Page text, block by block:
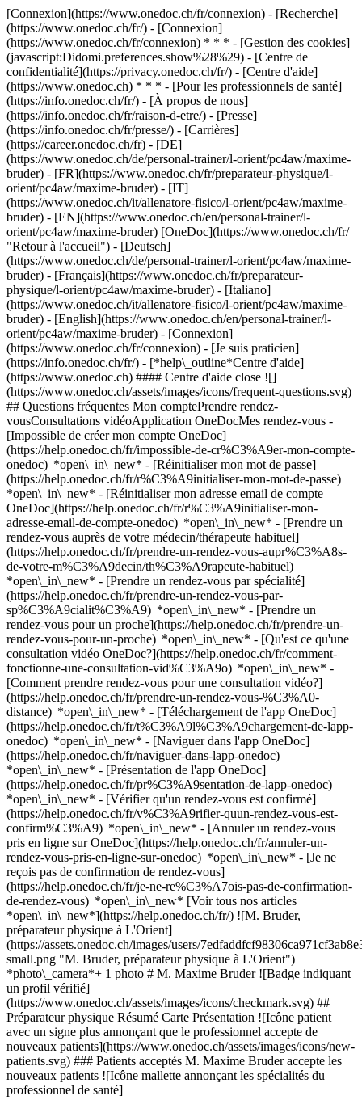
[Connexion](https://www.onedoc.ch/fr/connexion) - [Recherche]
(https://www.onedoc.ch/fr/) - [Connexion]
(https://www.onedoc.ch/fr/connexion) * * * - [Gestion des cookies]
(javascript:Didomi.preferences.show%28%29) - [Centre de
confidentialité](https://privacy.onedoc.ch/fr/) - [Centre d'aide]
(https://www.onedoc.ch) * * * - [Pour les professionnels de santé]
(https://info.onedoc.ch/fr/) - [À propos de nous]
(https://info.onedoc.ch/fr/raison-d-etre/) - [Presse]
(https://info.onedoc.ch/fr/presse/) - [Carrières]
(https://career.onedoc.ch/fr) - [DE]
(https://www.onedoc.ch/de/personal-trainer/l-orient/pc4aw/maxime-
bruder) - [FR](https://www.onedoc.ch/fr/preparateur-physique/l-
orient/pc4aw/maxime-bruder) - [IT]
(https://www.onedoc.ch/it/allenatore-fisico/l-orient/pc4aw/maxime-
bruder) - [EN](https://www.onedoc.ch/en/personal-trainer/l-
orient/pc4aw/maxime-bruder) [OneDoc](https://www.onedoc.ch/fr/
"Retour à l'accueil") - [Deutsch]
(https://www.onedoc.ch/de/personal-trainer/l-orient/pc4aw/maxime-
bruder) - [Français](https://www.onedoc.ch/fr/preparateur-
physique/l-orient/pc4aw/maxime-bruder) - [Italiano]
(https://www.onedoc.ch/it/allenatore-fisico/l-orient/pc4aw/maxime-
bruder) - [English](https://www.onedoc.ch/en/personal-trainer/l-
orient/pc4aw/maxime-bruder) - [Connexion]
(https://www.onedoc.ch/fr/connexion) - [Je suis praticien]
(https://info.onedoc.ch/fr/) - [*help\_outline*Centre d'aide]
(https://www.onedoc.ch) #### Centre d'aide close ![]
(https://www.onedoc.ch/assets/images/icons/frequent-questions.svg)
## Questions fréquentes Mon comptePrendre rendez-
vousConsultations vidéoApplication OneDocMes rendez-vous -
[Impossible de créer mon compte OneDoc]
(https://help.onedoc.ch/fr/impossible-de-cr%C3%A9er-mon-compte-
onedoc) *open\_in\_new* - [Réinitialiser mon mot de passe]
(https://help.onedoc.ch/fr/r%C3%A9initialiser-mon-mot-de-passe)
*open\_in\_new* - [Réinitialiser mon adresse email de compte
OneDoc](https://help.onedoc.ch/fr/r%C3%A9initialiser-mon-
adresse-email-de-compte-onedoc) *open\_in\_new* - [Prendre un
rendez-vous auprès de votre médecin/thérapeute habituel]
(https://help.onedoc.ch/fr/prendre-un-rendez-vous-aupr%C3%A8s-
de-votre-m%C3%A9decin/th%C3%A9rapeute-habituel)
*open\_in\_new* - [Prendre un rendez-vous par spécialité]
(https://help.onedoc.ch/fr/prendre-un-rendez-vous-par-
sp%C3%A9cialit%C3%A9) *open\_in\_new* - [Prendre un
rendez-vous pour un proche](https://help.onedoc.ch/fr/prendre-un-
rendez-vous-pour-un-proche) *open\_in\_new* - [Qu'est ce qu'une
consultation vidéo OneDoc?](https://help.onedoc.ch/fr/comment-
fonctionne-une-consultation-vid%C3%A9o) *open\_in\_new* -
[Comment prendre rendez-vous pour une consultation vidéo?]
(https://help.onedoc.ch/fr/prendre-un-rendez-vous-%C3%A0-
distance) *open\_in\_new* - [Téléchargement de l'app OneDoc]
(https://help.onedoc.ch/fr/t%C3%A9l%C3%A9chargement-de-lapp-
onedoc) *open\_in\_new* - [Naviguer dans l'app OneDoc]
(https://help.onedoc.ch/fr/naviguer-dans-lapp-onedoc)
*open\_in\_new* - [Présentation de l'app OneDoc]
(https://help.onedoc.ch/fr/pr%C3%A9sentation-de-lapp-onedoc)
*open\_in\_new* - [Vérifier qu'un rendez-vous est confirmé]
(https://help.onedoc.ch/fr/v%C3%A9rifier-quun-rendez-vous-est-
confirm%C3%A9) *open\_in\_new* - [Annuler un rendez-vous
pris en ligne sur OneDoc](https://help.onedoc.ch/fr/annuler-un-
rendez-vous-pris-en-ligne-sur-onedoc) *open\_in\_new* - [Je ne
reçois pas de confirmation de rendez-vous]
(https://help.onedoc.ch/fr/je-ne-re%C3%A7ois-pas-de-confirmation-
de-rendez-vous) *open\_in\_new* [Voir tous nos articles
*open\_in\_new*](https://help.onedoc.ch/fr/) ![M. Bruder,
préparateur physique à L'Orient]
(https://assets.onedoc.ch/images/users/
small.png "M. Bruder, préparateur physique à L'Orient")
*photo\_camera*+ 1 photo # M. Maxime Bruder ![Badge indiquant
un profil vérifié]
(https://www.onedoc.ch/assets/images/icons/checkmark.svg) ##
Préparateur physique Résumé Carte Présentation ![Icône patient
avec un signe plus annonçant que le professionnel accepte de
nouveaux patients](https://www.onedoc.ch/assets/images/icons/new-
patients.svg) ### Patients acceptés M. Maxime Bruder accepte les
nouveaux patients ![Icône mallette annonçant les spécialités du
professionnel de santé]